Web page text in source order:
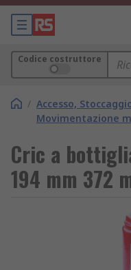
Codice costruttore
/ Accesso,
Movimentazione
Cric a
194 mm 372